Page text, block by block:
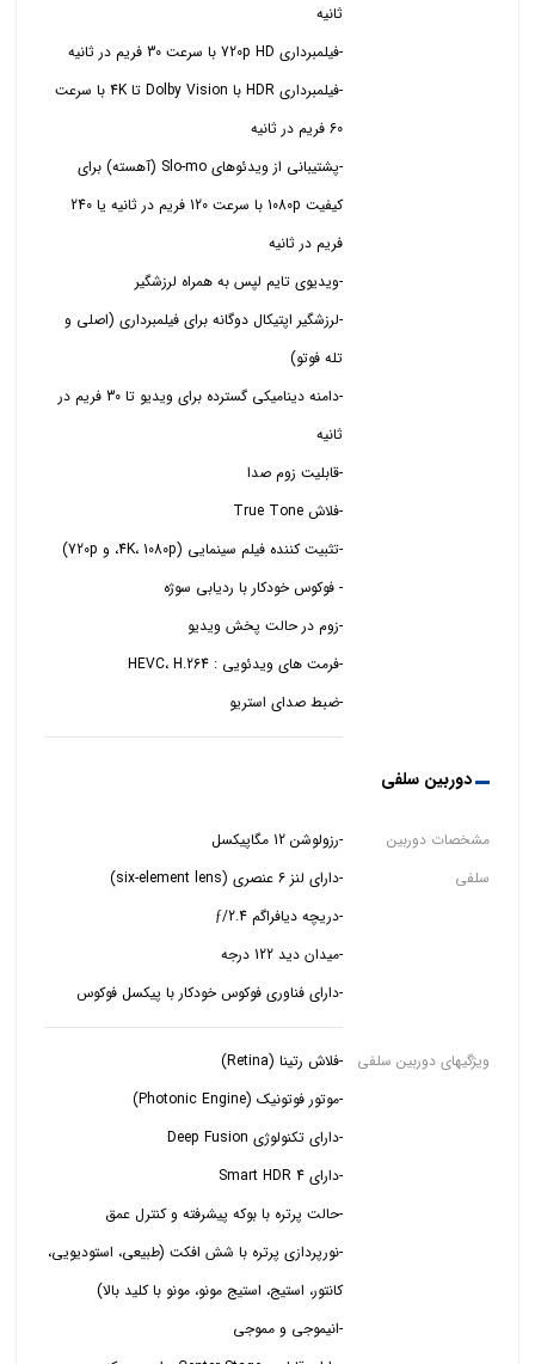
ثانیه
-فیلمبرداری 720p HD با سرعت 30 فریم در ثانیه
-فیلمبرداری HDR با Dolby Vision تا 4K با سرعت
60 فریم در ثانیه
-پشتیبانی از ویدئوهای Slo-mo (آهسته) برای
کیفیت 1080p با سرعت 120 فریم در ثانیه یا 240
فریم در ثانیه
-ویدیوی تایم لپس به همراه لرزشگیر
-لرزشگیر اپتیکال دوگانه برای فیلمبرداری (اصلی و
تله فوتو)
-دامنه دینامیکی گسترده برای ویدیو تا 30 فریم در
ثانیه
-قابلیت زوم صدا
-تثبیت کننده فیلم سینمایی (4K، 1080p، و 720p)
-فرمت های ویدئویی : HEVC، H.264
-ضبط صدای استریو
دوربین سلفی
مشخصات دوربین
سلفی
-دارای لنز 6 عنصری (six‑element lens)
-میدان دید 122 درجه
-دارای فناوری فوکوس خودکار با پیکسل فوکوس
ویژگیهای دوربین سلفی
-فلاش رتینا (Retina)
-موتور فوتونیک (Photonic Engine)
-دارای تکنولوژی Deep Fusion
-نورپردازی پرتره با شش افکت (طبیعی، استودیویی،
کانتور، استیج، استیج مونو، مونو با کلید بالا)